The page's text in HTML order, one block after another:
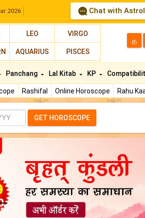
2026 Chat with
LEO VIRGO
AQUARIUS PISCES
த
Rashifal Online Horoscope Rahu
Panchang Lal Kitab KP
GET HOROSCOPE